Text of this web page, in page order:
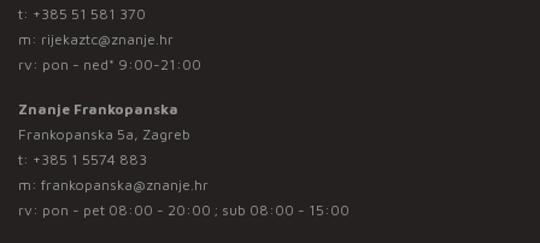
t: +385 51 581 370
m: rijekaztc@znanje.hr
rv: pon - ned* 9:00-21:00
Znanje Frankopanska
Frankopanska 5a, Zagreb
t: +385 1 5574 883
m: frankopanska@znanje.hr
rv: pon - pet 08:00 - 20:00 ; sub 08:00 - 15:00